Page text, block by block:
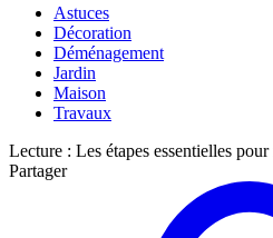
Astuces
Décoration
Déménagement
Jardin
Maison
Travaux
Lecture : Les étapes essentielles
Partager